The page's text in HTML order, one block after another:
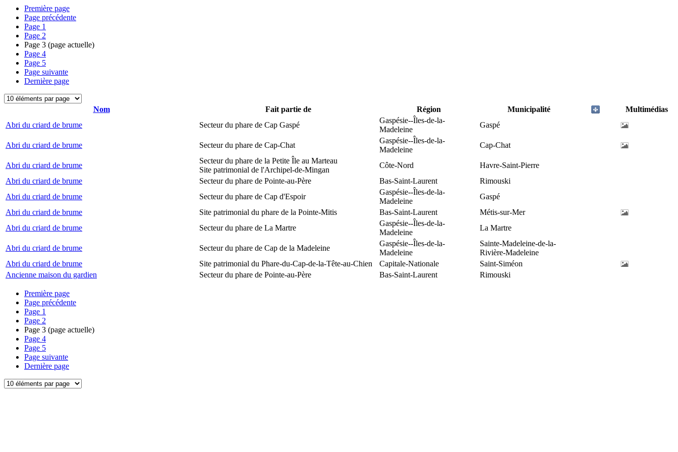
Première page
Page précédente
Page 1
Page 2
Page 3 (page actuelle)
Page 4
Page 5
Page suivante
Dernière page
Nom Fait partie de Région Municipalité
Multimédias
Abri du criard de brume
Secteur du phare de Cap Gaspé
Gaspésie--Îles-de-la-
Madeleine
Gaspé
Abri du criard de brume Secteur du phare de Cap-Chat
Gaspésie--Îles-de-la-
Madeleine
Cap-Chat
Abri du criard de brume
Secteur du phare de la Petite Île au Marteau
Site patrimonial de l'Archipel-de-Mingan
Côte-Nord
Havre-Saint-Pierre
Abri du criard de brume
Secteur du phare de Pointe-au-Père Bas-Saint-Laurent
Rimouski
Abri du criard de brume
Secteur du phare de Cap d'Espoir
Gaspésie--Îles-de-la-
Madeleine
Gaspé
Abri du criard de brume
Site patrimonial du phare de la Pointe-Mitis Bas-Saint-Laurent
Métis-sur-Mer
Abri du criard de brume
Secteur du phare de La Martre
Gaspésie--Îles-de-la-
Madeleine
La Martre
Abri du criard de brume Secteur du phare de Cap de la Madeleine
Gaspésie--Îles-de-la-
Madeleine
Sainte-Madeleine-de-la-
Rivière-Madeleine
Abri du criard de brume
Site patrimonial du Phare-du-Cap-de-la-Tête-au-Chien Capitale-Nationale
Saint-Siméon
Ancienne maison du gardien
Secteur du phare de Pointe-au-Père Bas-Saint-Laurent Rimouski
Première page
Page précédente
Page 1
Page 2
Page 3 (page actuelle)
Page 4
Page 5
Page suivante
Dernière page